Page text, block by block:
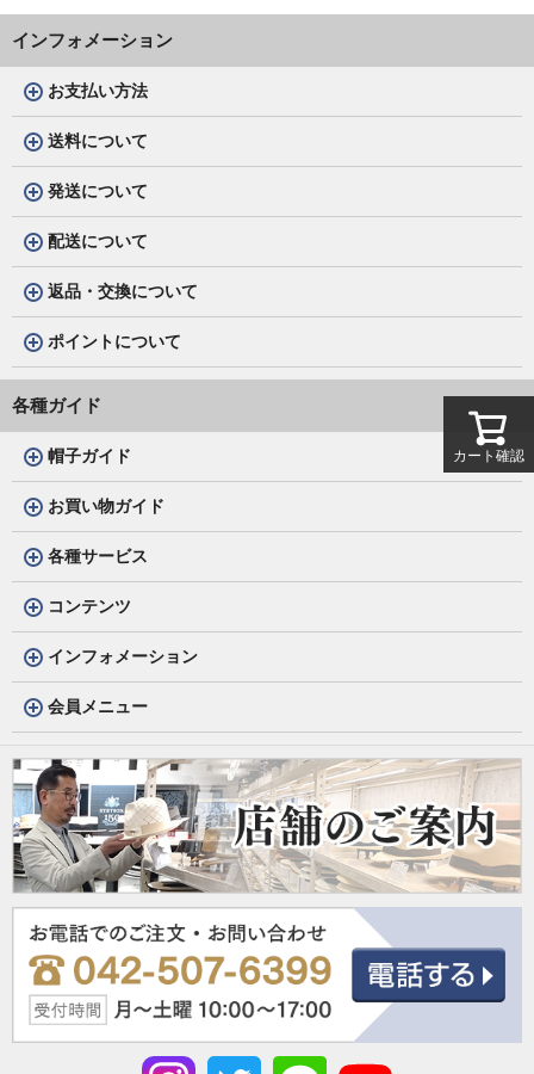
インフォメーション
お支払い方法
送料について
発送について
配送について
返品・交換について
ポイントについて
各種ガイド
帽子ガイド
お買い物ガイド
各種サービス
コンテンツ
インフォメーション
会員メニュー
カート確認